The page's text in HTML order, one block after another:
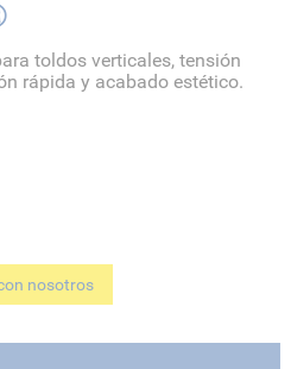
toldos verticales, tensión
rápida y acabado estético.
nosotros